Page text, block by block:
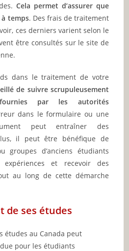
Cela permet d’assurer que
temps. Des frais de traitement
ces derniers varient selon le
être consultés sur le site de
dans le traitement de votre
de suivre scrupuleusement
par les autorités
dans le formulaire ou une
peut entraîner des
il peut être bénéfique de
groupes d’anciens étudiants
et recevoir des
au long de cette démarche
de ses études
études au Canada peut
pour les étudiants